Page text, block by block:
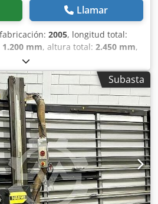
Llamar
2005, longitud total:
1.200 mm, altura total: 2.450 mm,
- Año de fabricación: 2005 -
No - Marcado CE: Sí -
de serie: 25005630 - Altura
[mm]: 1550 - Anchura máxima
máxima de corte [mm]:
la hoja de sierra [mm]: 250 -
de sierra [mm]: 250 -
eje de la hoja de sierra [mm]: 30 -
vertical: Sí - Tensión [V]: 400 -
6,6 - Fusible [A]: 16 - Potencia
de transporte: 4200 mm x 1200
x alto) - Peso de transporte
Subasta